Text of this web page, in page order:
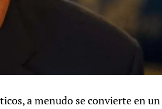
a menudo se convierte en un